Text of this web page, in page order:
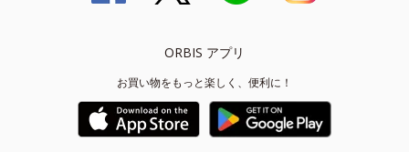
ORBIS アプリ
お買い物をもっと楽しく、便利に！